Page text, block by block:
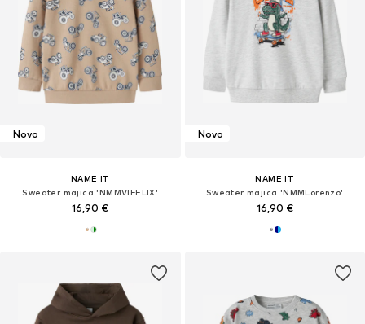
Novo
NAME IT
Sweater majica 'NMMVIFELIX'
16,90 €
Novo
NAME IT
Sweater majica 'NMMLorenzo'
16,90 €